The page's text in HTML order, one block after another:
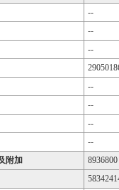
--
--
--
--
--
--
--
附加
8936800